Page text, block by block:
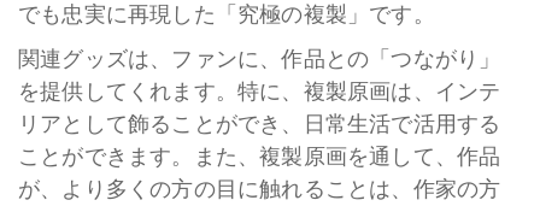
でも忠実に再現した「究極の複製」です。
関連グッズは、ファンに、作品との「つながり」
を提供してくれます。特に、複製原画は、インテ
リアとして飾ることができ、日常生活で活用する
ことができます。また、複製原画を通して、作品
が、より多くの方の目に触れることは、作家の方